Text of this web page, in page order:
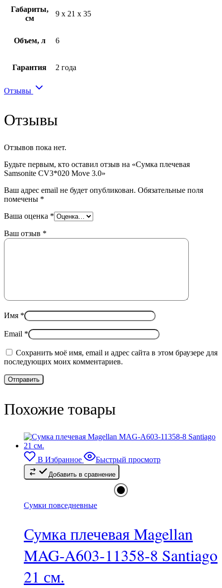
Габариты,
см
9 x 21 x 35
Объем, л 6
Гарантия 2 года
Отзывы
Отзывы
Отзывов пока нет.
Будьте первым, кто оставил отзыв на «Сумка плечевая
Samsonite CV3*020 Move 3.0»
Ваш адрес email не будет опубликован. Обязательные поля
помечены *
Ваша оценка *
Ваш отзыв *
Имя *
Email *
Сохранить моё имя, email и адрес сайта в этом браузере для
последующих моих комментариев.
Похожие товары
В Избранное Быстрый просмотр
Добавить в сравнение
Сумки повседневные
Сумка плечевая Magellan
MAG-A603-11358-8 Santiago
21 см.